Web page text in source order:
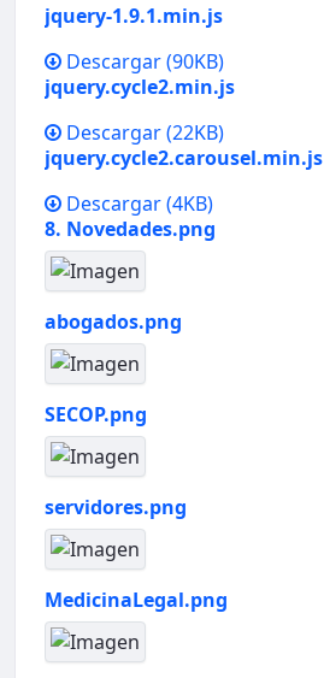
jquery-1.9.1.min.js
Descargar(90KB)
jquery.cycle2.min.js
Descargar(22KB)
jquery.cycle2.carousel.min.js
Descargar(4KB)
8. Novedades.png
abogados.png
SECOP.png
servidores.png
MedicinaLegal.png